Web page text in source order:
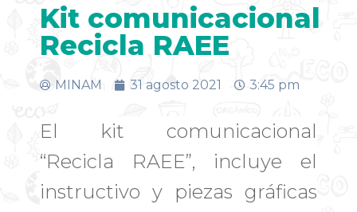
Kit comunicacional
Recicla RAEE
MINAM 31 agosto 2021 3:45 pm
El kit comunicacional
“Recicla RAEE”, incluye el
instructivo y piezas gráficas